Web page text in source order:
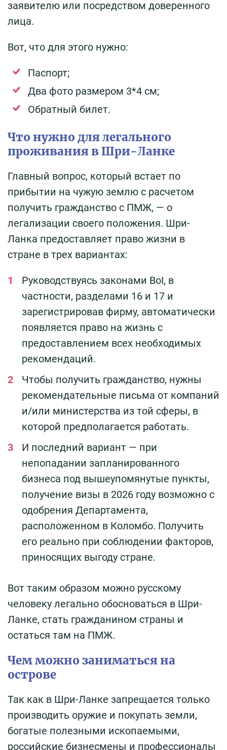
заявителю или посредством доверенного
лица.
Вот, что для этого нужно:
Паспорт;
Два фото размером 3*4 см;
Обратный билет.
Что нужно для легального
проживания в Шри-Ланке
Главный вопрос, который встает по
прибытии на чужую землю с расчетом
получить гражданство с ПМЖ, — о
легализации своего положения. Шри-
Ланка предоставляет право жизни в
стране в трех вариантах:
Руководствуясь законами BoI, в
частности, разделами 16 и 17 и
зарегистрировав фирму, автоматически
появляется право на жизнь с
предоставлением всех необходимых
рекомендаций.
Чтобы получить гражданство, нужны
рекомендательные письма от компаний
и/или министерства из той сферы, в
которой предполагается работать.
И последний вариант — при
непопадании запланированного
бизнеса под вышеупомянутые пункты,
получение визы в 2026 году возможно с
одобрения Департамента,
расположенном в Коломбо. Получить
его реально при соблюдении факторов,
приносящих выгоду стране.
Вот таким образом можно русскому
человеку легально обосноваться в Шри-
Ланке, стать гражданином страны и
остаться там на ПМЖ.
Чем можно заниматься на
острове
Так как в Шри-Ланке запрещается только
производить оружие и покупать земли,
богатые полезными ископаемыми,
российские бизнесмены и профессионалы